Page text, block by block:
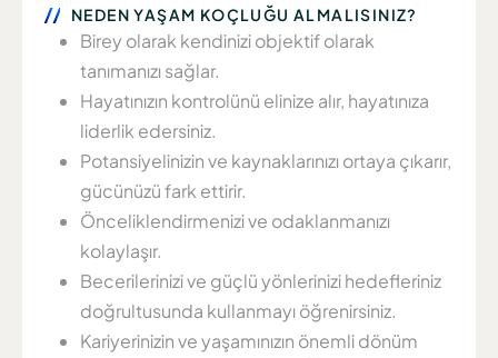
NEDEN YAŞAM KOÇLUĞU ALMALISINIZ?
Birey olarak kendinizi objektif olarak
tanımanızı sağlar.
Hayatınızın kontrolünü elinize alır, hayatınıza
liderlik edersiniz.
Potansiyelinizin ve kaynaklarınızı ortaya çıkarır,
gücünüzü fark ettirir.
Önceliklendirmenizi ve odaklanmanızı
kolaylaşır.
Becerilerinizi ve güçlü yönlerinizi hedefleriniz
doğrultusunda kullanmayı öğrenirsiniz.
Kariyerinizin ve yaşamınızın önemli dönüm